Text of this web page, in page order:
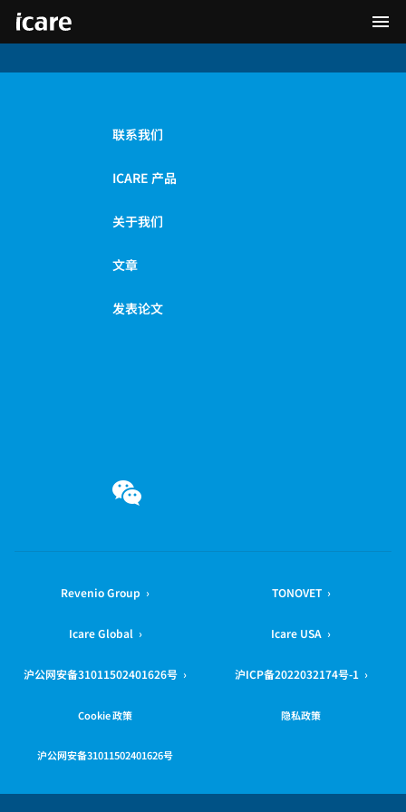
联系我们
ICARE 产品
关于我们
文章
发表论文
Revenio Group › TONOVET ›
Icare Global › Icare USA ›
沪公网安备31011502401626号 › 沪ICP备2022032174号-1 ›
Cookie 政策 隐私政策
沪公网安备31011502401626号